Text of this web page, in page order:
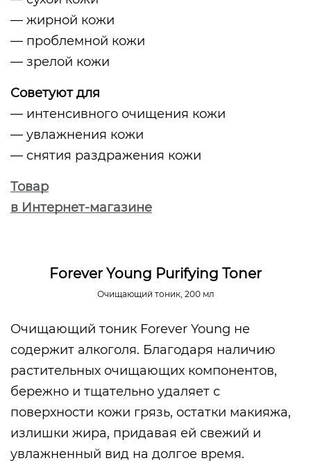
— жирной кожи
— проблемной кожи
— зрелой кожи
Советуют для
— интенсивного очищения кожи
— увлажнения кожи
— снятия раздражения кожи
Товар
в Интернет-магазине
Forever Young Purifying Toner
Очищающий тоник, 200 мл
Очищающий тоник Forever Young не
содержит алкоголя. Благодаря наличию
растительных очищающих компонентов,
бережно и тщательно удаляет с
поверхности кожи грязь, остатки макияжа,
излишки жира, придавая ей свежий и
увлажненный вид на долгое время.